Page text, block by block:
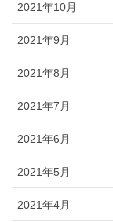
2021年10月
2021年9月
2021年8月
2021年7月
2021年6月
2021年5月
2021年4月